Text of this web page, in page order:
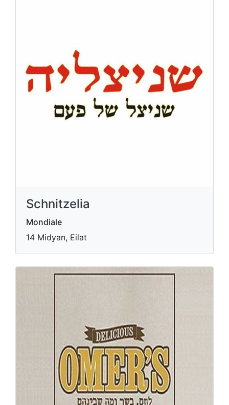
Schnitzelia
Mondiale
14 Midyan, Eilat